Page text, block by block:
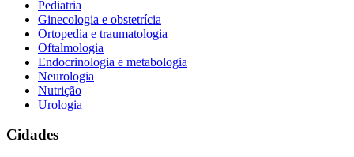
Pediatria
Ginecologia e obstetrícia
Ortopedia e traumatologia
Oftalmologia
Endocrinologia e metabologia
Neurologia
Nutrição
Urologia
Cidades